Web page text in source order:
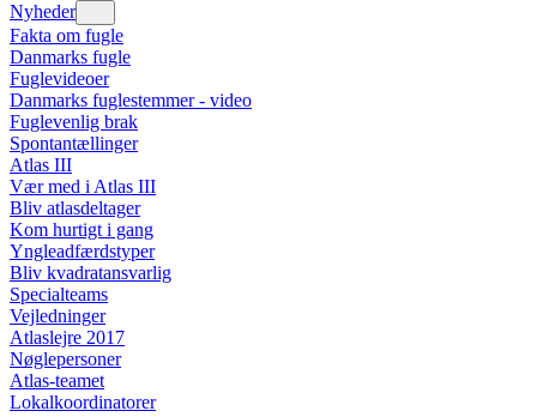
Nyheder
Fakta om fugle
Danmarks fugle
Fuglevideoer
Danmarks fuglestemmer - video
Fuglevenlig brak
Spontantællinger
Atlas III
Vær med i Atlas III
Bliv atlasdeltager
Kom hurtigt i gang
Yngleadfærdstyper
Bliv kvadratansvarlig
Specialteams
Vejledninger
Atlaslejre 2017
Nøglepersoner
Atlas-teamet
Lokalkoordinatorer